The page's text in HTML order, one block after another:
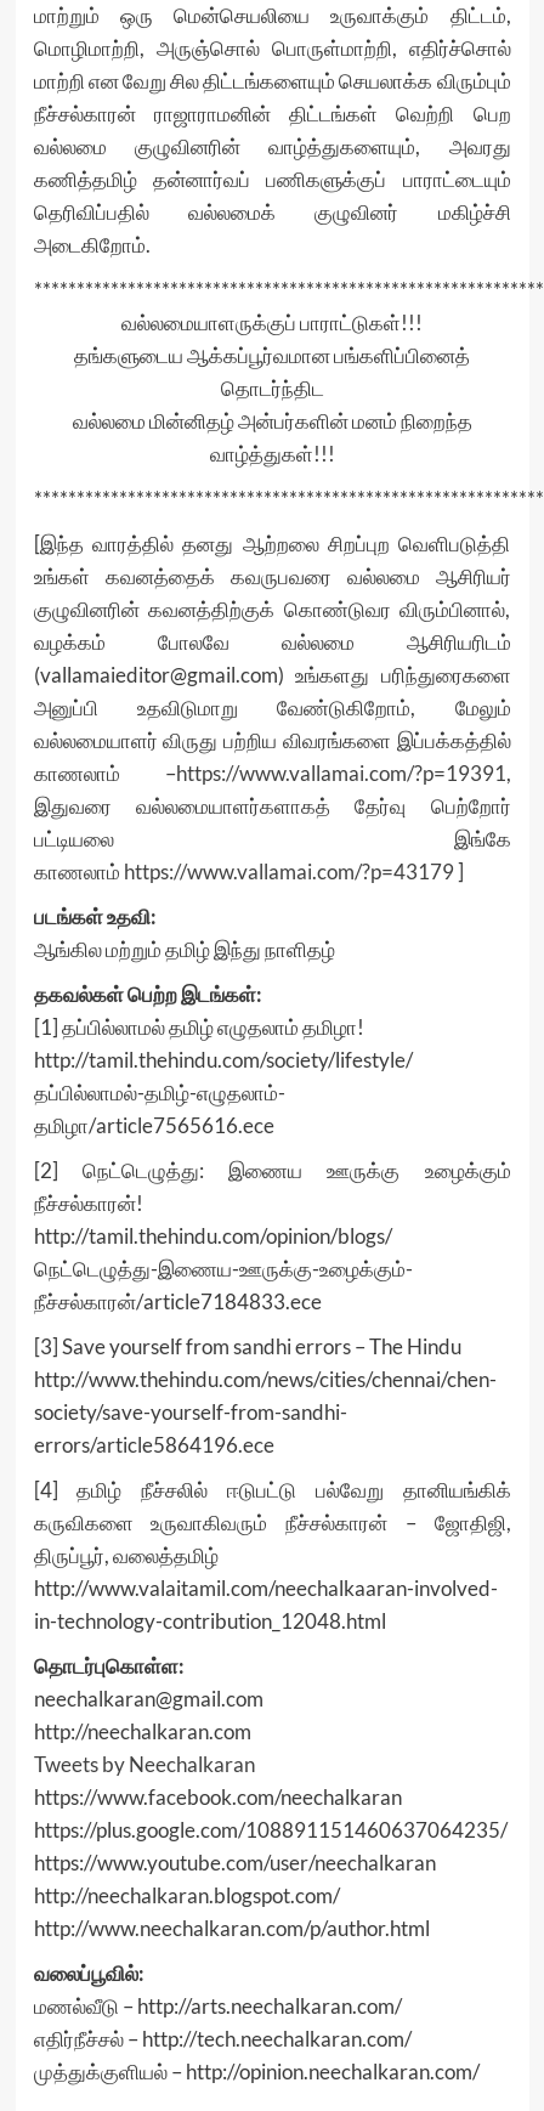
மாற்றும் ஒரு மென்செயலியை உருவாக்கும் திட்டம்,
மொழிமாற்றி, அருஞ்சொல் பொருள்மாற்றி, எதிர்ச்சொல்
மாற்றி என வேறு சில திட்டங்களையும் செயலாக்க விரும்பும்
நீச்சல்காரன் ராஜாராமனின் திட்டங்கள் வெற்றி பெற
வல்லமை குழுவினரின் வாழ்த்துகளையும், அவரது
கணித்தமிழ் தன்னார்வப் பணிகளுக்குப் பாராட்டையும்
தெரிவிப்பதில் வல்லமைக் குழுவினர் மகிழ்ச்சி
அடைகிறோம்.
வல்லமையாளருக்குப் பாராட்டுகள்!!!
தங்களுடைய ஆக்கப்பூர்வமான பங்களிப்பினைத்
தொடர்ந்திட
வல்லமை மின்னிதழ் அன்பர்களின் மனம் நிறைந்த
வாழ்த்துகள்!!!
[இந்த வாரத்தில் தனது ஆற்றலை சிறப்புற வெளிபடுத்தி
உங்கள் கவனத்தைக் கவருபவரை வல்லமை ஆசிரியர்
குழுவினரின் கவனத்திற்குக் கொண்டுவர விரும்பினால்,
வழக்கம் போலவே வல்லமை ஆசிரியரிடம்
(vallamaieditor@gmail.com) உங்களது பரிந்துரைகளை
அனுப்பி உதவிடுமாறு வேண்டுகிறோம், மேலும்
வல்லமையாளர் விருது பற்றிய விவரங்களை இப்பக்கத்தில்
காணலாம் –https://www.vallamai.com/?p=19391,
இதுவரை வல்லமையாளர்களாகத் தேர்வு பெற்றோர்
பட்டியலை இங்கே
காணலாம் https://www.vallamai.com/?p=43179]
படங்கள் உதவி:
ஆங்கில மற்றும் தமிழ் இந்து நாளிதழ்
தகவல்கள் பெற்ற இடங்கள்:
[1] தப்பில்லாமல் தமிழ் எழுதலாம் தமிழா!
http://tamil.thehindu.com/society/lifestyle/
தப்பில்லாமல்-தமிழ்-எழுதலாம்-
தமிழா/article7565616.ece
[2] நெட்டெழுத்து: இணைய ஊருக்கு உழைக்கும்
நீச்சல்காரன்!
http://tamil.thehindu.com/opinion/blogs/
நெட்டெழுத்து-இணைய-ஊருக்கு-உழைக்கும்-
நீச்சல்காரன்/article7184833.ece
[3] Save yourself from sandhi errors – The Hindu
http://www.thehindu.com/news/cities/chennai/chen-
society/save-yourself-from-sandhi-
errors/article5864196.ece
[4] தமிழ் நீச்சலில் ஈடுபட்டு பல்வேறு தானியங்கிக்
கருவிகளை உருவாகிவரும் நீச்சல்காரன் – ஜோதிஜி,
திருப்பூர், வலைத்தமிழ்
http://www.valaitamil.com/neechalkaaran-involved-
in-technology-contribution_12048.html
தொடர்புகொள்ள:
neechalkaran@gmail.com
http://neechalkaran.com
Tweets by Neechalkaran
https://www.facebook.com/neechalkaran
https://plus.google.com/108891151460637064235/
https://www.youtube.com/user/neechalkaran
http://neechalkaran.blogspot.com/
http://www.neechalkaran.com/p/author.html
வலைப்பூவில்:
மணல்வீடு – http://arts.neechalkaran.com/
எதிர்நீச்சல் – http://tech.neechalkaran.com/
முத்துக்குளியல் – http://opinion.neechalkaran.com/